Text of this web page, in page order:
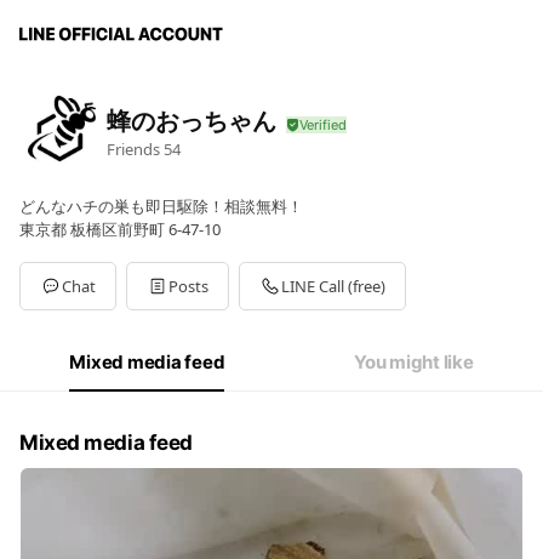
蜂のおっちゃん
Friends 54
どんなハチの巣も即日駆除！相談無料！
東京都 板橋区前野町 6-47-10
Chat Posts LINE Call (free)
Mixed media feed You might like
Mixed media feed